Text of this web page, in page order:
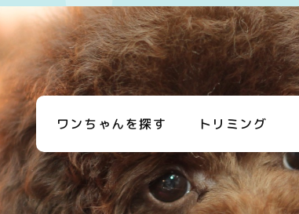
ワンちゃんを探す トリミング